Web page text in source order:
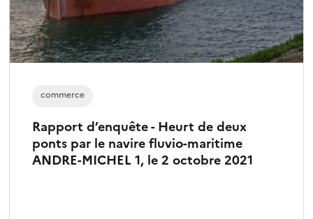
Rapport d’enquête - Heurt de deux
ponts par le navire fluvio-maritime
ANDRE-MICHEL 1, le 2 octobre 2021
commerce